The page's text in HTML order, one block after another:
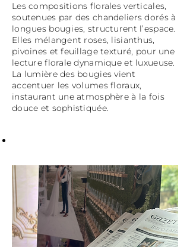
Les compositions florales verticales,
soutenues par des chandeliers dorés à
longues bougies, structurent l’espace.
Elles mélangent roses, lisianthus,
pivoines et feuillage texturé, pour une
lecture florale dynamique et luxueuse.
La lumière des bougies vient
accentuer les volumes floraux,
instaurant une atmosphère à la fois
douce et sophistiquée.